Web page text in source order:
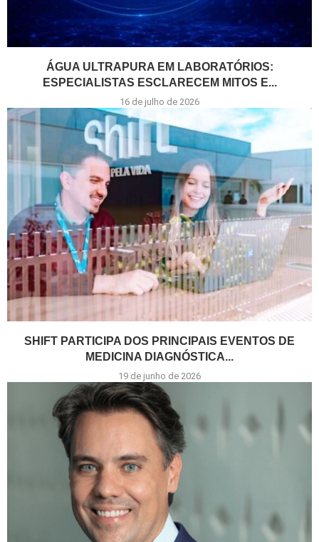
ÁGUA ULTRAPURA EM LABORATÓRIOS:
ESPECIALISTAS ESCLARECEM MITOS E...
16 de julho de 2026
SHIFT PARTICIPA DOS PRINCIPAIS EVENTOS DE
MEDICINA DIAGNÓSTICA...
19 de junho de 2026